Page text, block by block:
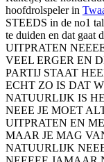
hoofdrolspeler in
STEEDS in de no1
te duiden en dat
UITPRATEN
VEEL ERGER EN
PARTIJ STAAT
ECHT ZO IS DAT
NATUURLIJK IS
NEEE JE MOET
UITPRATEN EN
MAAR JE MAG
NATUURLIJK